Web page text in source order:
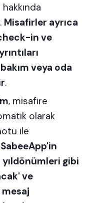
Misafirler ayrıca
in ve
veya oda
.
, misafire
olarak
ile
yıldönümleri gibi
ve